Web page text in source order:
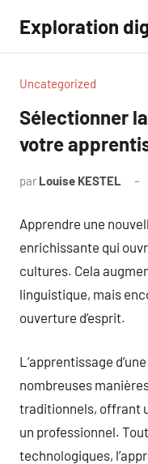
contenu
Exploration
Uncategorized
Sélectionner
votre
par Louise KESTEL
Apprendre une
enrichissante qui
cultures. Cela
linguistique, mais
ouverture d’esprit.
L’apprentissage
nombreuses
traditionnels, offrant
un professionnel.
technologiques,